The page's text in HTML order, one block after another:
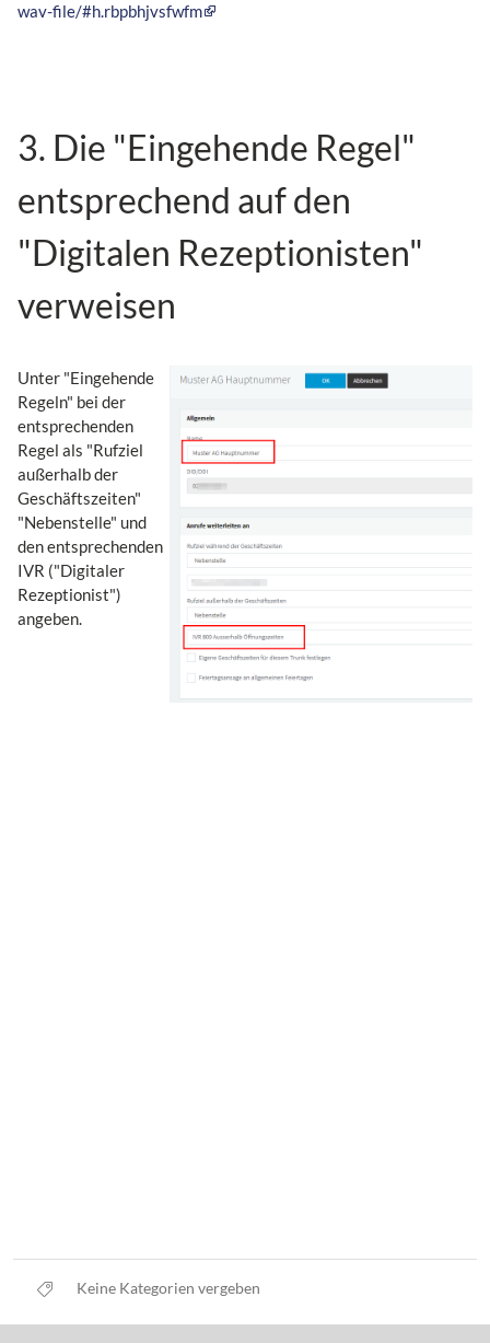
wav-file/#h.rbpbhjvsfwfm
3. Die "Eingehende Regel"
entsprechend auf den
"Digitalen Rezeptionisten"
verweisen
Unter "Eingehende
Regeln" bei der
entsprechenden
Regel als "Rufziel
außerhalb der
Geschäftszeiten"
"Nebenstelle" und
den entsprechenden
IVR ("Digitaler
Rezeptionist")
angeben.
Keine Kategorien vergeben